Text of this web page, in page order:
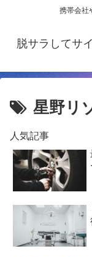
携帯会社
脱サラしてサ
星野リ
人気記事